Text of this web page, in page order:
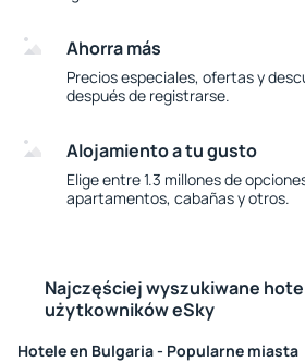
Ahorra más
Precios especiales, ofertas y
después de registrarse.
Alojamiento a tu gusto
Elige entre 1.3 millones de
apartamentos, cabañas y otros.
Najczęściej wyszukiwane
użytkowników eSky
Hotele en Bulgaria - Popularne miasta